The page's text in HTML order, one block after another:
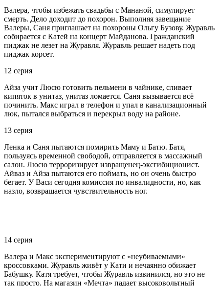
Валера, чтобы избежать свадьбы с Мананой, симулирует
смерть. Дело доходит до похорон. Выполняя завещание
Валеры, Саня приглашает на похороны Ольгу Бузову. Журавль
собирается с Катей на концерт Майданова. Гражданский
пиджак не лезет на Журавля. Журавль решает надеть под
пиджак корсет.
12 серия
Айза учит Люсю готовить пельмени в чайнике, сливает
кипяток в унитаз, унитаз ломается. Саня вызывается всё
починить. Макс играл в телефон и упал в канализационный
люк, пытался выбраться и перекрыл воду на районе.
13 серия
Ленка и Саня пытаются помирить Маму и Батю. Батя,
пользуясь временной свободой, отправляется в массажный
салон. Люсю терроризирует извращенец-эксгибиционист.
Айваз и Айза пытаются его поймать, но он очень быстро
бегает. У Васи сегодня комиссия по инвалидности, но, как
назло, возвращается чувствительность ног.
14 серия
Валера и Макс экспериментируют с «неубиваемыми»
кроссовками. Журавль живёт у Кати и нечаянно обижает
Бабушку. Катя требует, чтобы Журавль извинился, но это не
так просто. На магазин «Мечта» падает высоковольтный